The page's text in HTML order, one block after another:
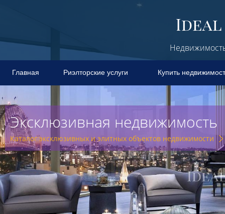
Главная Риэлторские услуги Купить
Эксклюзивная недвижимость
Каталог эксклюзивных и элитных объектов недвижимости